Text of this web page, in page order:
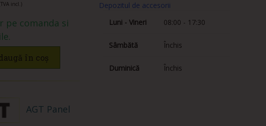
incl.)
pe comanda si
în coș
AGT Panel
Depozitul de accesorii
Luni - Vineri
08:00 - 17:30
Sâmbătă Închis
Duminică Închis